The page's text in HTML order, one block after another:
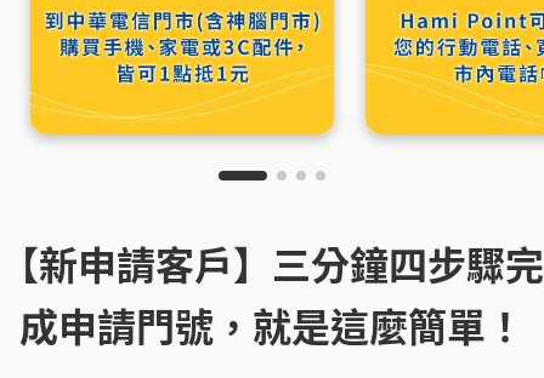
【新申請客戶】三分鐘四步驟完
成申請門號，就是這麼簡單！